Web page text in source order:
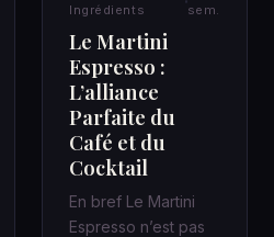
Ingrédients
sem.
Le Martini
Espresso :
L’alliance
Parfaite du
Café et du
Cocktail
En bref Le Martini
Espresso n’est pas